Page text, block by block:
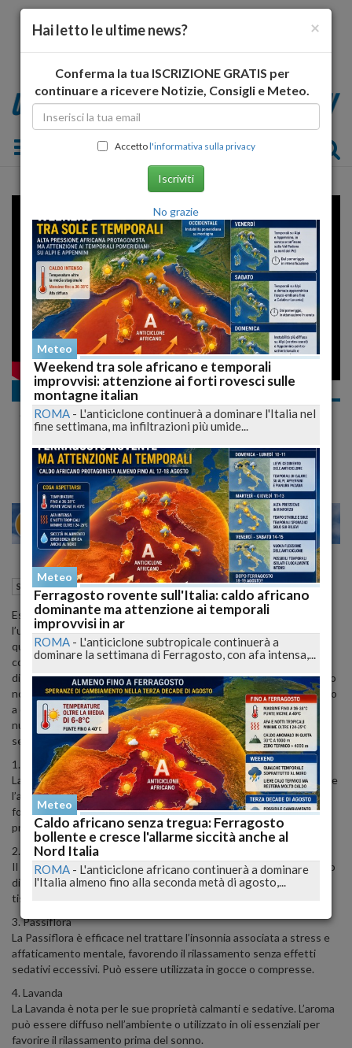
Toggle navigation
Salute
Scopri i 10 Rimedi Naturali più Efficaci per
Combattere l’Insonnia e Dormire Sonni
MILANO 25 30
Salute L'Aquila (AQ) 18 Aprile 2025 17:02
Esplora dieci soluzioni naturali comprovate per l’insonnia, tra cui
l’uso di erbe sedative, oli essenziali e integratori, per migliorare la
qualità del tuo sonno. L’insonnia è un disturbo del sonno che può
compromettere significativamente la qualità della vita, causando
difficoltà nell’addormentarsi, risvegli notturni frequenti o un sonno
non ristoratore. Le cause possono variare dallo stress all’ansia, fino
a cattive abitudini legate al sonno. Fortunatamente, esistono
numerosi rimedi naturali che possono favorire un riposo migliore
senza ricorrere a farmaci.​
1. Valeriana
La Valeriana è nota per le sue proprietà sedative, aiutando a ridurre
l’ansia e a favorire l’addormentamento. Può essere assunta sotto
forma di compresse, tisane o gocce, preferibilmente 30 minuti
prima di coricarsi.
2. Tiglio
Il Tiglio possiede effetti calmanti sul sistema nervoso, utile in caso
di insonnia legata a tensioni emotive. Si consiglia l’assunzione di
tisane o tinture madri prima di dormire.
3. Passiflora
La Passiflora è efficace nel trattare l’insonnia associata a stress e
affaticamento mentale, favorendo il rilassamento senza effetti
sedativi eccessivi. Può essere utilizzata in gocce o compresse.
4. Lavanda
La Lavanda è nota per le sue proprietà calmanti e sedative. L’aroma
può essere diffuso nell’ambiente o utilizzato in oli essenziali per
favorire il rilassamento prima del sonno.
×
Hai letto le ultime news?
Conferma la tua ISCRIZIONE GRATIS per
continuare a ricevere Notizie, Consigli e Meteo.
Accettol'informativa sulla privacy
Iscriviti
No grazie
Meteo
Weekend tra sole africano e temporali
improvvisi: attenzione ai forti rovesci sulle
montagne italian
ROMA - L'anticiclone continuerà a dominare l'Italia nel
fine settimana, ma infiltrazioni più umide...
Meteo
Ferragosto rovente sull'Italia: caldo africano
dominante ma attenzione ai temporali
improvvisi in ar
ROMA - L'anticiclone subtropicale continuerà a
dominare la settimana di Ferragosto, con afa intensa,...
Meteo
Caldo africano senza tregua: Ferragosto
bollente e cresce l'allarme siccità anche al
Nord Italia
ROMA - L'anticiclone africano continuerà a dominare
l'Italia almeno fino alla seconda metà di agosto,...